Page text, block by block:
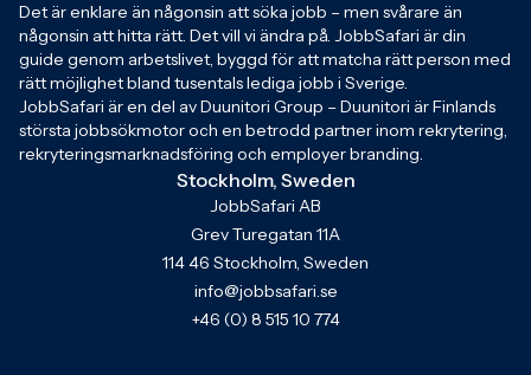
Det är enklare än någonsin att söka jobb – men svårare än
någonsin att hitta rätt. Det vill vi ändra på. JobbSafari är din
guide genom arbetslivet, byggd för att matcha rätt person med
rätt möjlighet bland tusentals lediga jobb i Sverige.
JobbSafari är en del av Duunitori Group – Duunitori är Finlands
största jobbsökmotor och en betrodd partner inom rekrytering,
rekryteringsmarknadsföring och employer branding.
Stockholm, Sweden
JobbSafari AB
Grev Turegatan 11A
114 46 Stockholm, Sweden
info@jobbsafari.se
+46 (0) 8 515 10 774